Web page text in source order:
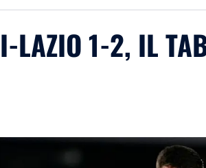
LAZIO 1-2, IL